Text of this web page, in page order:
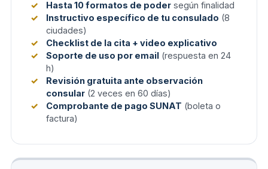
Hasta 10 formatos de poder según finalidad
Instructivo específico de tu consulado (8
ciudades)
Checklist de la cita + video explicativo
Soporte de uso por email (respuesta en 24
h)
Revisión gratuita ante observación
consular (2 veces en 60 días)
Comprobante de pago SUNAT (boleta o
factura)